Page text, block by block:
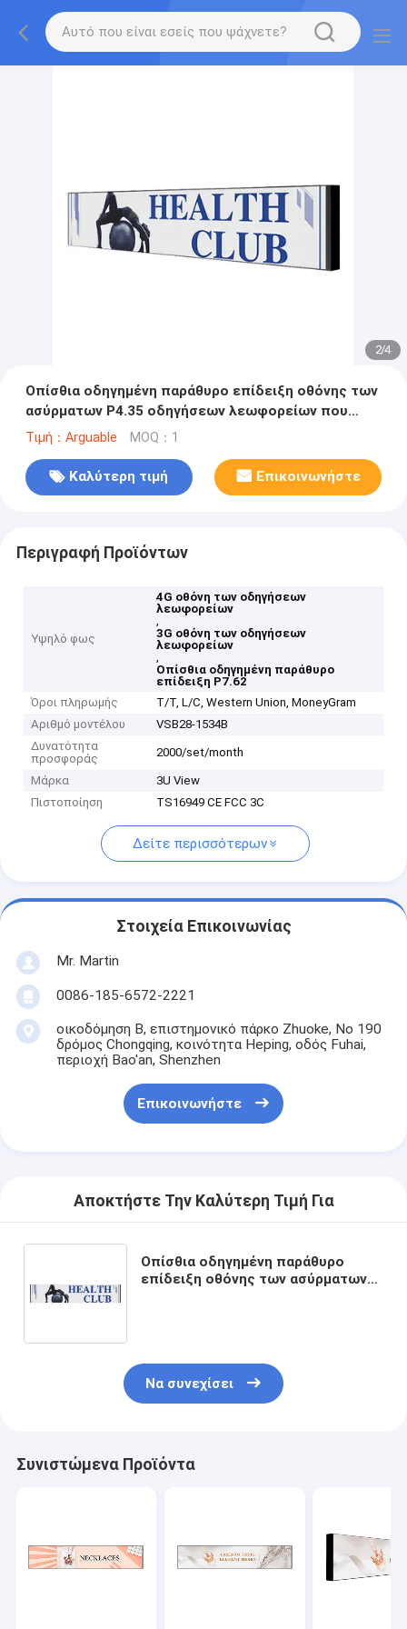
2/4
Οπίσθια οδηγημένη παράθυρο επίδειξη οθόνης των
ασύρματων P4.35 οδηγήσεων λεωφορείων που
διαφημίζει WIFI/3G/4G/GPS
Τιμή：Arguable MOQ：1
Καλύτερη τιμή Επικοινωνήστε
Περιγραφή Προϊόντων
Υψηλό φως
4G οθόνη των οδηγήσεων
λεωφορείων
,
3G οθόνη των οδηγήσεων
λεωφορείων
,
Οπίσθια οδηγημένη παράθυρο
επίδειξη P7.62
Όροι πληρωμής
T/T, L/C, Western Union, MoneyGram
Αριθμό μοντέλου
VSB28-1534B
Δυνατότητα
προσφοράς
2000/set/month
Μάρκα
3U View
Πιστοποίηση
TS16949 CE FCC 3C
Δείτε περισσότερων
Στοιχεία Επικοινωνίας
Mr. Martin
0086-185-6572-2221
οικοδόμηση Β, επιστημονικό πάρκο Zhuoke, Νο 190
δρόμος Chongqing, κοινότητα Heping, οδός Fuhai,
περιοχή Bao'an, Shenzhen
Επικοινωνήστε
Αποκτήστε Την Καλύτερη Τιμή Για
Οπίσθια οδηγημένη παράθυρο
επίδειξη οθόνης των ασύρματων
Να συνεχίσει
Συνιστώμενα Προϊόντα